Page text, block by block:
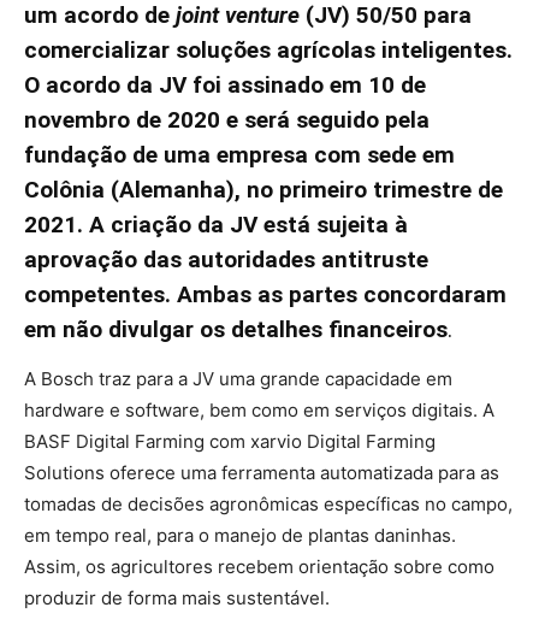
um acordo de joint venture (JV) 50/50 para
comercializar soluções agrícolas inteligentes.
O acordo da JV foi assinado em 10 de
novembro de 2020 e será seguido pela
fundação de uma empresa com sede em
Colônia (Alemanha), no primeiro trimestre de
2021. A criação da JV está sujeita à
aprovação das autoridades antitruste
competentes. Ambas as partes concordaram
em não divulgar os detalhes financeiros.
A Bosch traz para a JV uma grande capacidade em
hardware e software, bem como em serviços digitais. A
BASF Digital Farming com xarvio Digital Farming
Solutions oferece uma ferramenta automatizada para as
tomadas de decisões agronômicas específicas no campo,
em tempo real, para o manejo de plantas daninhas.
Assim, os agricultores recebem orientação sobre como
produzir de forma mais sustentável.